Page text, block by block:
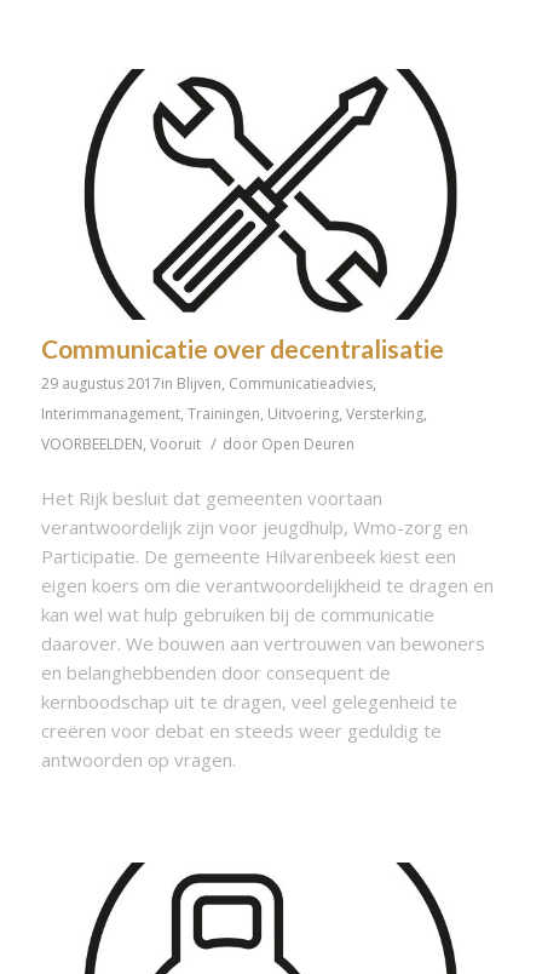
Communicatie over decentralisatie
29 augustus 2017in Blijven, Communicatieadvies,
Interimmanagement, Trainingen, Uitvoering, Versterking,
VOORBEELDEN, Vooruit / door Open Deuren
Het Rijk besluit dat gemeenten voortaan
verantwoordelijk zijn voor jeugdhulp, Wmo-zorg en
Participatie. De gemeente Hilvarenbeek kiest een
eigen koers om die verantwoordelijkheid te dragen en
kan wel wat hulp gebruiken bij de communicatie
daarover. We bouwen aan vertrouwen van bewoners
en belanghebbenden door consequent de
kernboodschap uit te dragen, veel gelegenheid te
creëren voor debat en steeds weer geduldig te
antwoorden op vragen.